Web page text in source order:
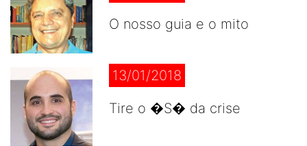
O nosso guia e o mito
13/01/2018
Tire o �S� da crise